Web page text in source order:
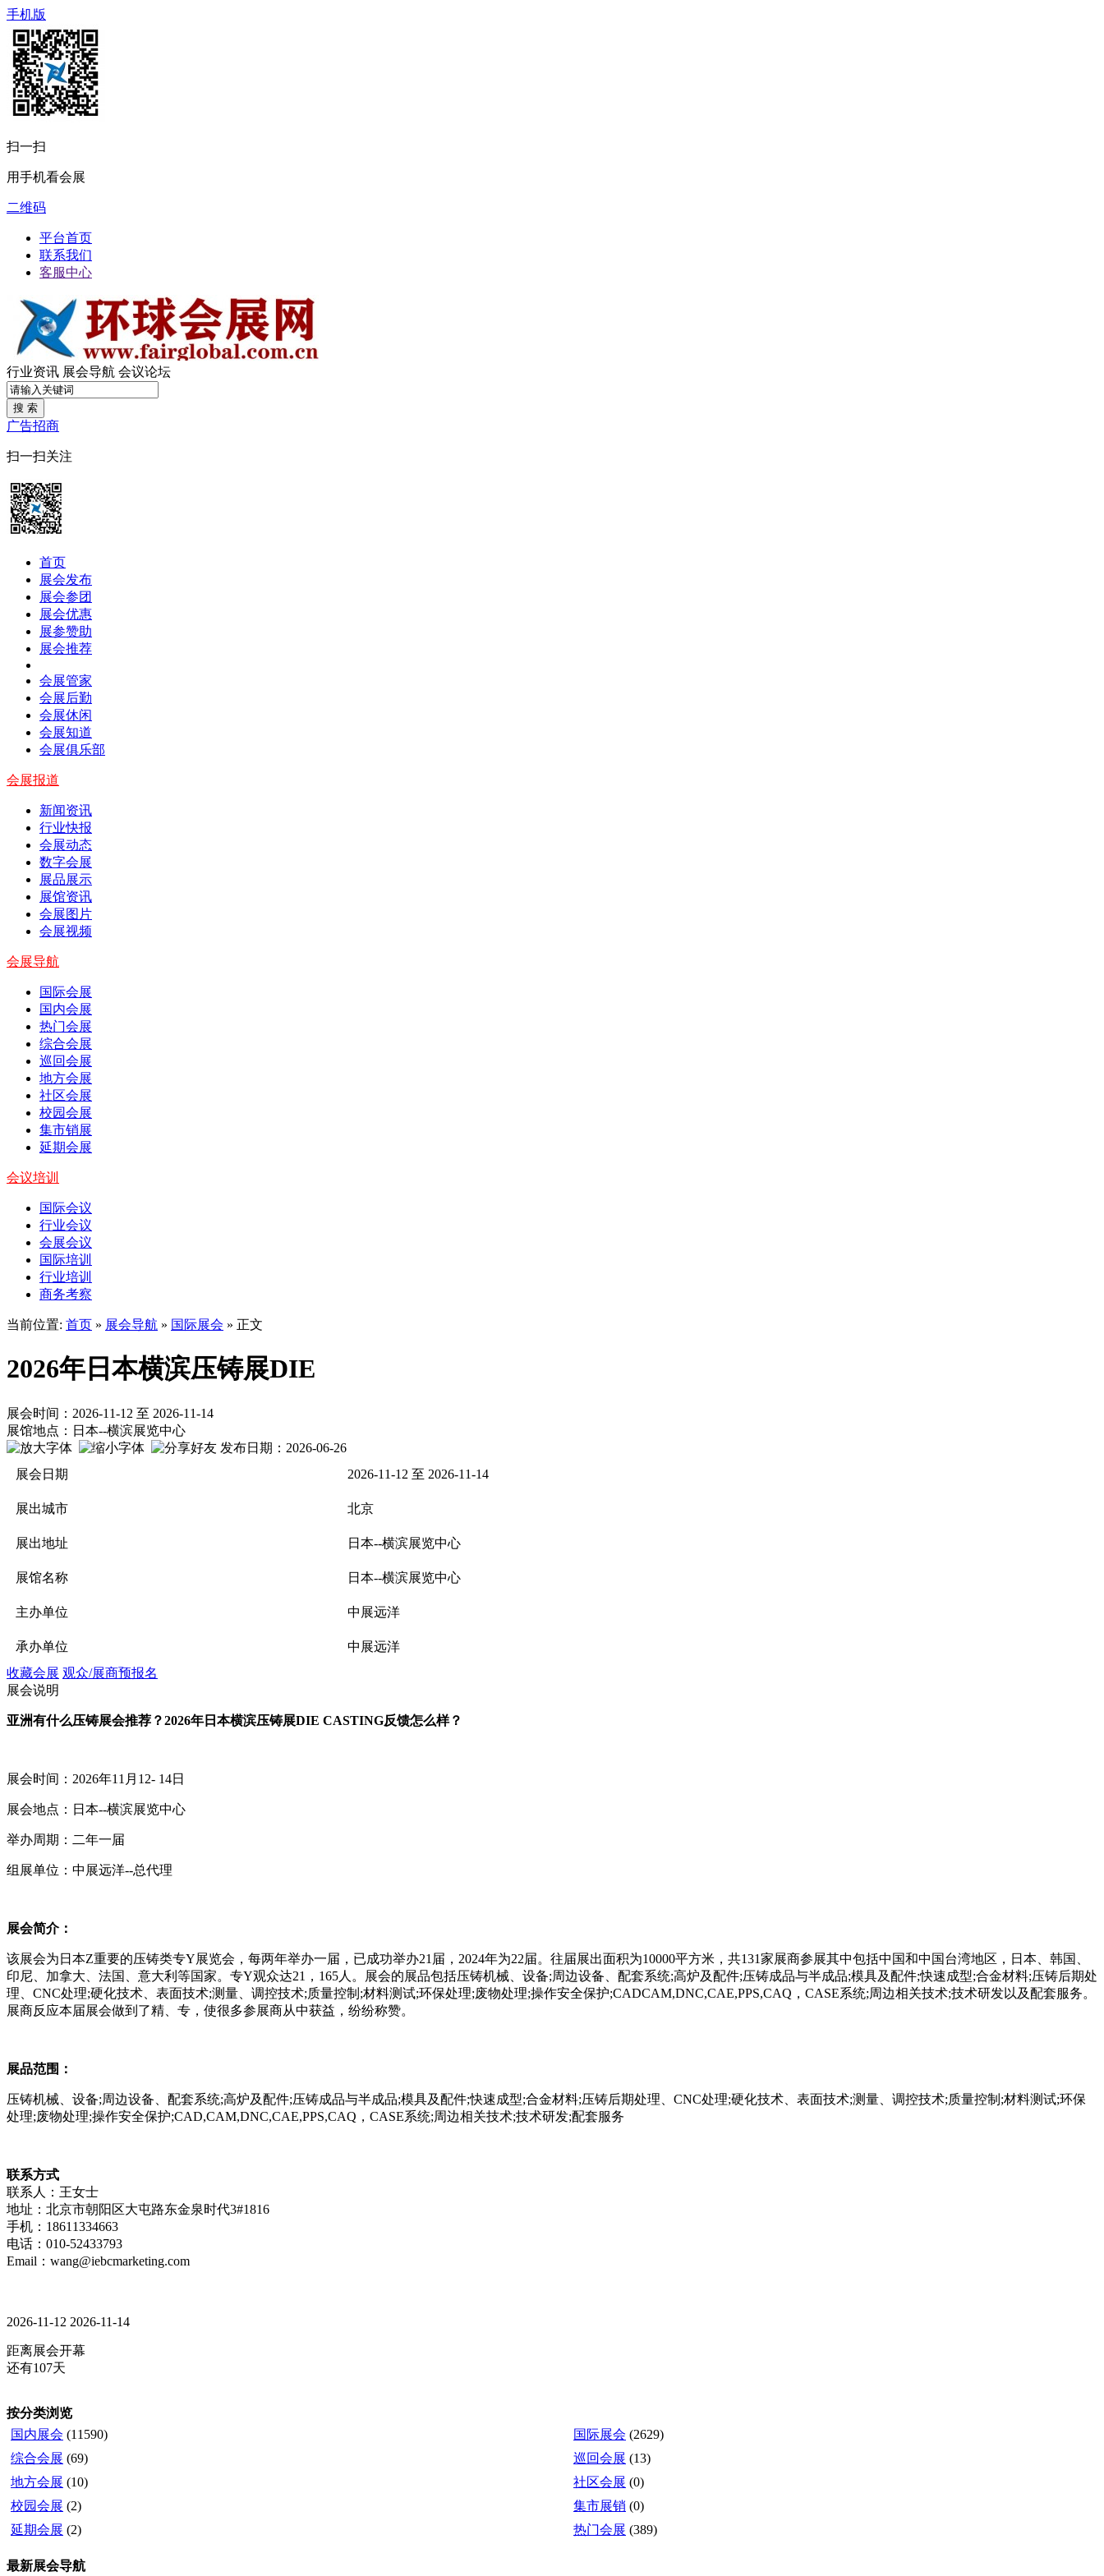
手机版
扫一扫
用手机看会展
二维码
平台首页
联系我们
客服中心
行业资讯 展会导航 会议论坛
搜 索
广告招商
扫一扫关注
首页
展会发布
展会参团
展会优惠
展参赞助
展会推荐
会展管家
会展后勤
会展休闲
会展知道
会展俱乐部
会展报道
新闻资讯
行业快报
会展动态
数字会展
展品展示
展馆资讯
会展图片
会展视频
会展导航
国际会展
国内会展
热门会展
综合会展
巡回会展
地方会展
社区会展
校园会展
集市销展
延期会展
会议培训
国际会议
行业会议
会展会议
国际培训
行业培训
商务考察
当前位置: 首页 » 展会导航 » 国际展会 » 正文
2026年日本横滨压铸展DIE
展会时间：2026-11-12 至 2026-11-14
展馆地点：日本--横滨展览中心
发布日期：2026-06-26
展会日期
2026-11-12 至 2026-11-14
展出城市 北京
展出地址 日本--横滨展览中心
展馆名称 日本--横滨展览中心
主办单位 中展远洋
承办单位
中展远洋
收藏会展 观众/展商预报名
展会说明
亚洲有什么压铸展会推荐？2026年日本横滨压铸展DIE CASTING反馈怎么样？
展会时间： 2026年11月12- 14日
展会地点：日本--横滨展览中心
举办周期：二年一届
组展单位：中展远洋--总代理
展会简介：
该展会为日本Z重要的压铸类专Y展览会，每两年举办一届，已成功举办21届，2024年为22届。往届展出面积为10000平方米，共131家展商参展其中包括中国和中国台湾地区，日本、韩国、
印尼、加拿大、法国、意大利等国家。专Y观众达21，165人。展会的展品包括压铸机械、设备;周边设备、配套系统;高炉及配件;压铸成品与半成品;模具及配件;快速成型;合金材料;压铸后期处
理、CNC处理;硬化技术、表面技术;测量、调控技术;质量控制;材料测试;环保处理;废物处理;操作安全保护;CADCAM,DNC,CAE,PPS,CAQ，CASE系统;周边相关技术;技术研发以及配套服务。
展商反应本届展会做到了精、专，使很多参展商从中获益，纷纷称赞。
展品范围：
压铸机械、设备;周边设备、配套系统;高炉及配件;压铸成品与半成品;模具及配件;快速成型;合金材料;压铸后期处理、CNC处理;硬化技术、表面技术;测量、调控技术;质量控制;材料测试;环保
处理;废物处理;操作安全保护;CAD,CAM,DNC,CAE,PPS,CAQ，CASE系统;周边相关技术;技术研发;配套服务
联系方式
联系人：王女士
地址：北京市朝阳区大屯路东金泉时代3#1816
手机：18611334663
电话：010-52433793
Email：wang@iebcmarketing.com
2026-11-12 2026-11-14
距离展会开幕
还有107天
按分类浏览
国内展会 (11590) 国际展会 (2629)
综合会展 (69) 巡回会展 (13)
地方会展 (10) 社区会展 (0)
校园会展 (2) 集市展销 (0)
延期会展 (2) 热门会展 (389)
最新展会导航